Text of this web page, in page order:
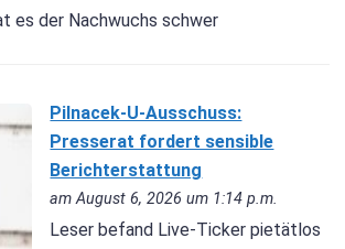
es der Nachwuchs schwer
Pilnacek-U-Ausschuss:
Presserat fordert sensible
Berichterstattung
am August 6, 2026 um 1:14 p.m.
Leser befand Live-Ticker pietätlos